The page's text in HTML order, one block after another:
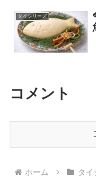
タイシリーズ
コメント
ホーム タイ